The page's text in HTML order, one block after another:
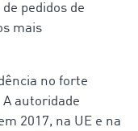
pedidos de
mais
no forte
autoridade
2017, na UE e na